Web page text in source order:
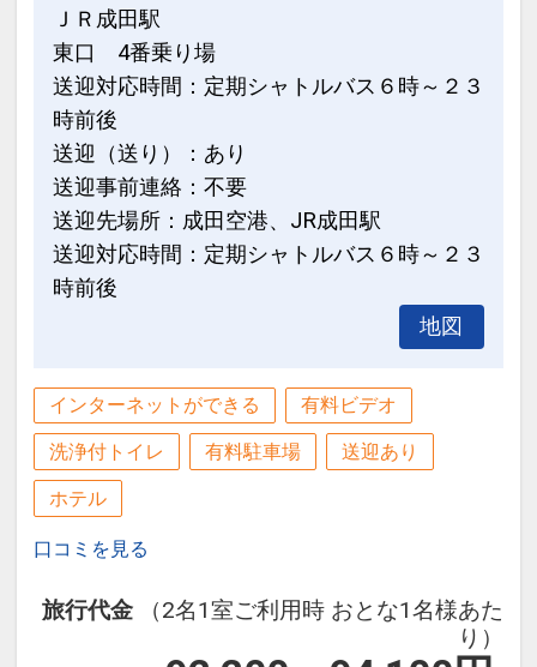
ＪＲ成田駅
東口 4番乗り場
送迎対応時間：定期シャトルバス６時～２３
時前後
送迎（送り）：あり
送迎事前連絡：不要
送迎先場所：成田空港、JR成田駅
送迎対応時間：定期シャトルバス６時～２３
時前後
地図
インターネットができる 有料ビデオ
洗浄付トイレ 有料駐車場 送迎あり
ホテル
口コミを見る
旅行代金
（2名1室ご利用時 おとな1名様あた
り）